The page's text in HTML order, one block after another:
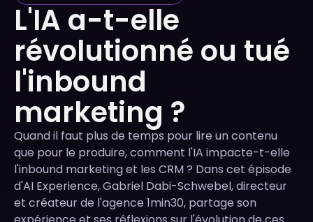
L'IA a-t-elle
révolutionné ou tué
l'inbound
marketing ?
Quand il faut plus de temps pour lire un contenu
que pour le produire, comment l'IA impacte-t-elle
l'inbound marketing et les CRM ? Dans cet épisode
d'AI Experience, Gabriel Dabi-Schwebel, directeur
et créateur de l'agence 1min30, partage son